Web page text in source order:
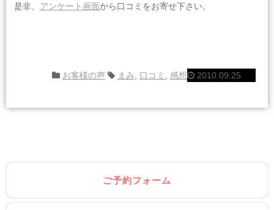
是非、 アンケート画面から口コミをお寄せ下さい。
2010.09.25
お客様の声 まみ 口コミ 感想
ご予約フォーム